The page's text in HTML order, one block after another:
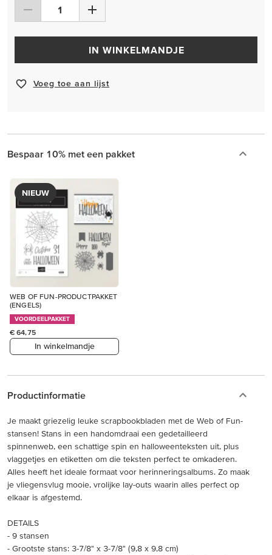
IN WINKELMANDJE
Voeg toe aan lijst
Bespaar 10% met een pakket
NIEUW
WEB OF FUN-PRODUCTPAKKET
(ENGELS)
VOORDEELPAKKET
€ 64,75
In winkelmandje
Productinformatie
Je maakt griezelig leuke scrapbookbladen met de Web of Fun-
stansen! Stans in een handomdraai een gedetailleerd
spinnenweb, een schattige spin en halloweenteksten uit, plus
vlaggetjes en etiketten om die teksten perfect te omkaderen.
Alles heeft het ideale formaat voor herinneringsalbums. Zo maak
je vliegensvlug mooie, vrolijke lay-outs waarin alles perfect op
elkaar is afgestemd.
DETAILS
- 9 stansen
- Grootste stans: 3-7/8" x 3-7/8" (9,8 x 9,8 cm)